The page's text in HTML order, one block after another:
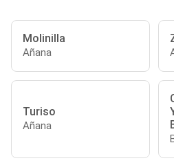
Molinilla
Añana
Turiso
Añana